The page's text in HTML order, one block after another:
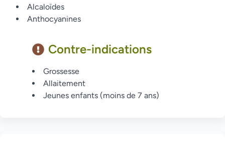
Alcaloïdes
Anthocyanines
Contre-indications
Grossesse
Allaitement
Jeunes enfants (moins de 7 ans)